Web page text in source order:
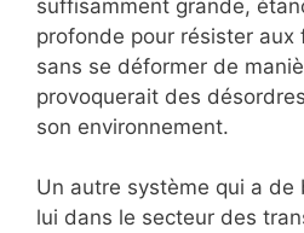
suffisamment grande,
profonde pour résister aux
sans se déformer de
provoquerait des
son environnement.
Un autre système qui a de
lui dans le secteur des